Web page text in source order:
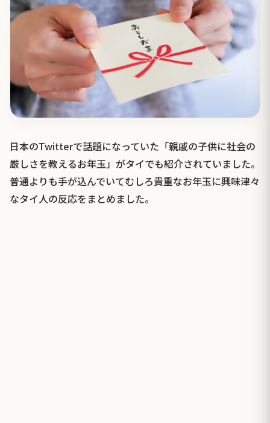
日本のTwitterで話題になっていた「親戚の子供に社会の
厳しさを教えるお年玉」がタイでも紹介されていました。
普通よりも手が込んでいてむしろ貴重なお年玉に興味津々
なタイ人の反応をまとめました。